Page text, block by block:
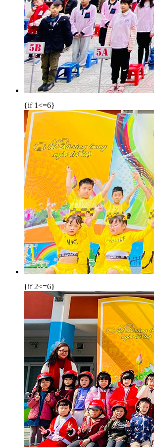
{if 1<=6}
{if 2<=6}